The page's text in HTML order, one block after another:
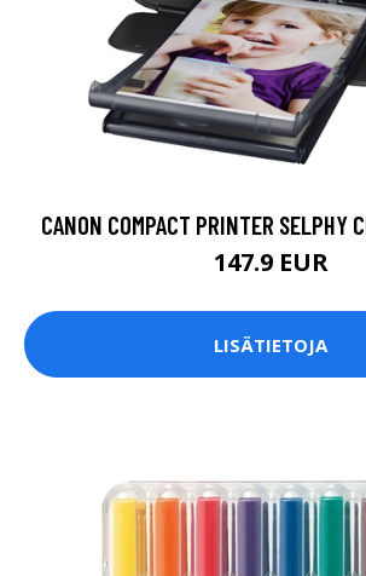
CANON COMPACT PRINTER SELPHY
147.9 EUR
LISÄTIETOJA